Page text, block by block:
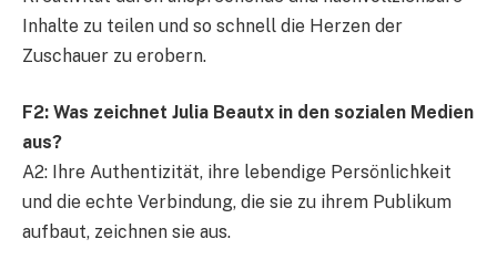
Inhalte zu teilen und so schnell die Herzen der
Zuschauer zu erobern.
F2: Was zeichnet Julia Beautx in den sozialen Medien
aus?
A2: Ihre Authentizität, ihre lebendige Persönlichkeit
und die echte Verbindung, die sie zu ihrem Publikum
aufbaut, zeichnen sie aus.